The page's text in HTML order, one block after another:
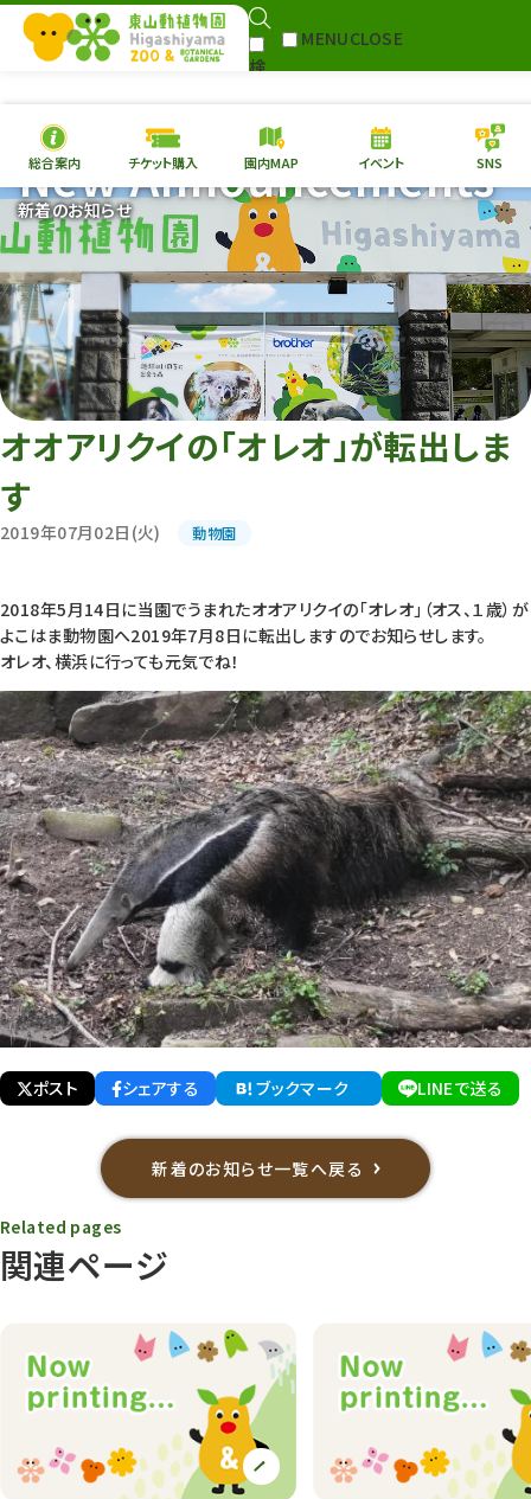
検
MENUCLOSE
本日の開園情報 チケ
園内MAP イベント
総合案内
動物園 植物園
再生プラン
東山動植物園
への支援
環境教育
総合案内 チケット購入 園内MAP イベント SNS
新着のお知らせ
New Announcements
オオアリクイの「オレオ」が転出しま
す
2019年07月02日(火) 動物園
2018年5月14日に当園でうまれたオオアリクイの「オレオ」（オス、１歳）が
よこはま動物園へ2019年7月8日に転出しますのでお知らせします。
オレオ、横浜に行っても元気でね！
ポスト シェアする ブックマーク LINEで送る
新着のお知らせ一覧へ戻る
関連ページ
Related pages